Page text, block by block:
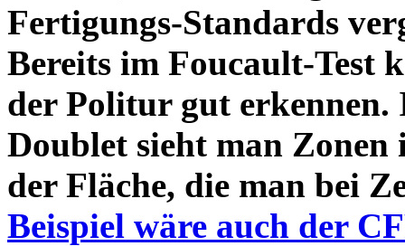
Fertigungs-Standards
Bereits im Foucault-Test
der Politur gut
Doublet sieht man Zonen
der Fläche, die man bei
Beispiel wäre auch der